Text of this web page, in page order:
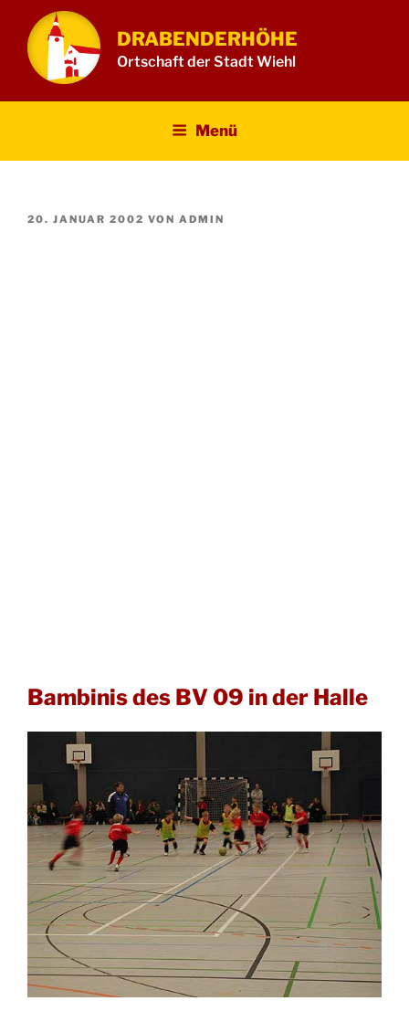
Inhalt
springen
DRABENDERHÖHE
Ortschaft der Stadt Wiehl
Menü
VERÖFFENTLICHT
20. JANUAR 2002 VON ADMIN
Bambinis des BV 09 in der Halle